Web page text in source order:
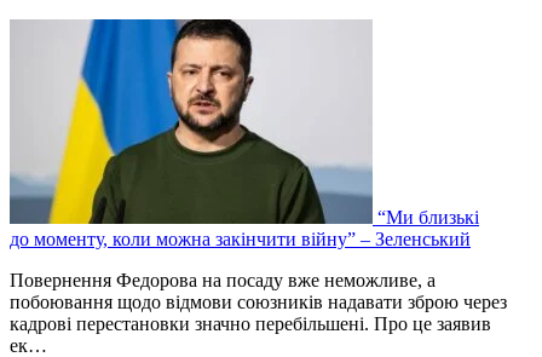
“Ми близькі
до моменту, коли можна закінчити війну” – Зеленський
Повернення Федорова на посаду вже неможливе, а
побоювання щодо відмови союзників надавати зброю через
кадрові перестановки значно перебільшені. Про це заявив
ек…